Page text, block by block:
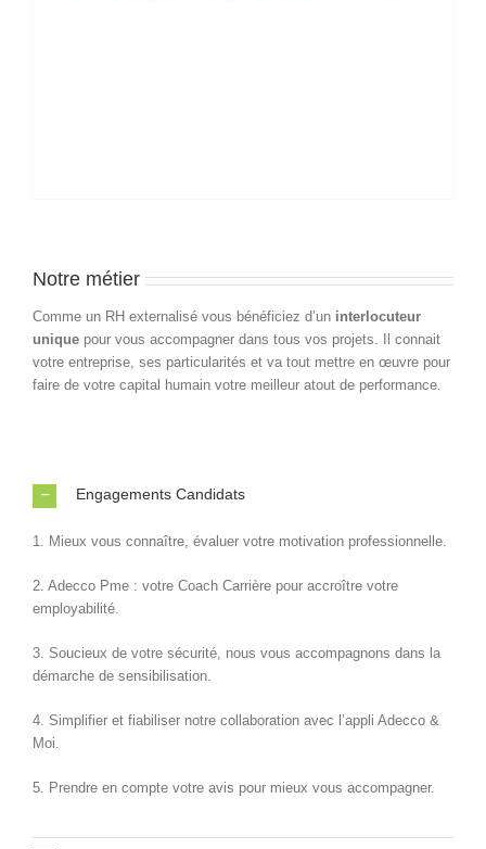
Notre métier
Comme un RH externalisé vous bénéficiez d’un interlocuteur
unique pour vous accompagner dans tous vos projets. Il connait
votre entreprise, ses particularités et va tout mettre en œuvre pour
faire de votre capital humain votre meilleur atout de performance.
Engagements Candidats
1. Mieux vous connaître, évaluer votre motivation professionnelle.
2. Adecco Pme : votre Coach Carrière pour accroître votre
employabilité.
3. Soucieux de votre sécurité, nous vous accompagnons dans la
démarche de sensibilisation.
4. Simplifier et fiabiliser notre collaboration avec l’appli Adecco &
Moi.
5. Prendre en compte votre avis pour mieux vous accompagner.